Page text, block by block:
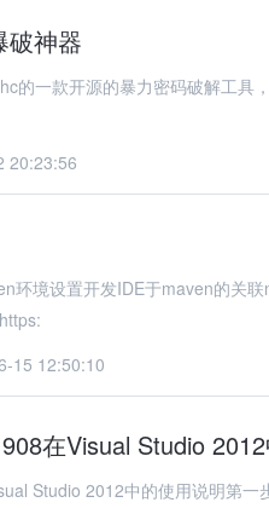
神器
的一款开源的暴力密码破解工
20:23:56
环境设置开发IDE于maven的关
15 12:50:10
在Visual Studio
Studio 2012中的使用说明第